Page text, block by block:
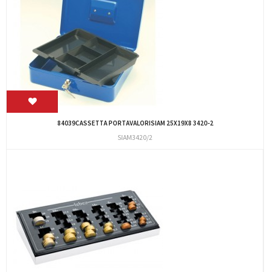
84039CASSETTA PORTAVALORISIAM 25X19X8 3420-2
SIAM3420/2